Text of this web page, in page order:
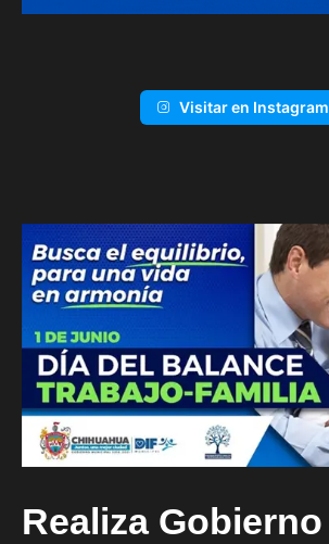
Visitar en Instagram
Realiza Gobierno